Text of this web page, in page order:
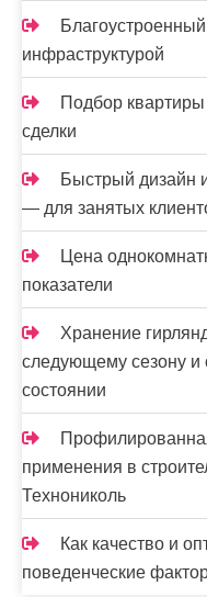
инфраструктурой
Подбор
сделки
Быстрый дизайн
— для занятых
Цена
показатели
Хранение
следующему сезону и
состоянии
применения в
Технониколь
Как качество и
поведенческие